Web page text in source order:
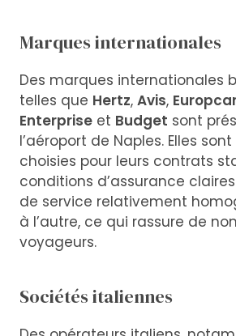
Marques internationales
Des marques internationales
telles que Hertz, Avis,
Enterprise et Budget sont
l’aéroport de Naples. Elles
choisies pour leurs contrats
conditions d’assurance
de service relativement
à l’autre, ce qui rassure de
voyageurs.
Sociétés italiennes